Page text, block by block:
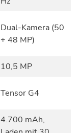
Dual-Kamera (50
+ 48 MP)
10,5 MP
Tensor G4
4.700 mAh,